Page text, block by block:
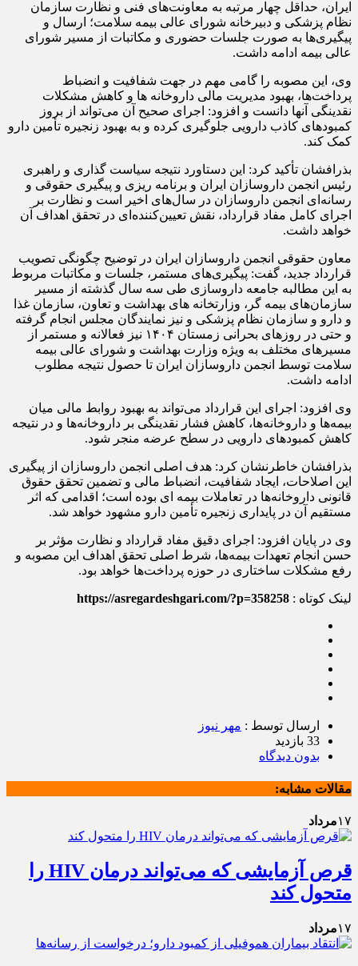
ایران، حداقل چهار مرتبه به معاونت‌های فنی و نظارت سازمان
نظام پزشکی و دبیرخانه شورای عالی بیمه سلامت؛ ارسال و
پیگیری‌ها به‌ صورت جلسات حضوری و مکاتبات از مسیر شورای
عالی بیمه ادامه داشت.
وی، این مصوبه را گامی مهم در جهت شفافیت و انضباط
پرداخت‌ها، بهبود مدیریت مالی داروخانه ها و کاهش مشکلات
نقدینگی آنها دانست و افزود: اجرای صحیح آن می‌تواند از بروز
کمبودهای کاذب دارویی جلوگیری کرده و به بهبود زنجیره تأمین دارو
کمک کند.
بذرافشان تأکید کرد: این دستاورد نتیجه سیاست گذاری و راهبری
رئیس انجمن داروسازان ایران و برنامه ریزی و پیگیری حقوقی و
رسانه‌ای انجمن داروسازان در سال‌های اخیر است و نظارت بر
اجرای کامل مفاد قرارداد، نقش تعیین‌کننده‌ای در تحقق اهداف آن
خواهد داشت.
معاون حقوقی انجمن داروسازان ایران در توضیح چگونگی تصویب
قرارداد جدید، گفت: پیگیری‌های مستمر، جلسات و مکاتبات مربوط
به این مطالبه جامعه داروسازی طی سه سال گذشته از مسیر
سازمان‌های بیمه گر، وزارتخانه های بهداشت و تعاون، سازمان غذا
و دارو و سازمان نظام پزشکی و نیز نمایندگان مجلس انجام گرفته
و حتی در روزهای بحرانی زمستان ۱۴۰۴ نیز فعالانه و مستمر از
مسیرهای مختلف به ویژه وزارت بهداشت و شورای عالی بیمه
سلامت توسط انجمن داروسازان ایران تا حصول نتیجه مطلوب
ادامه داشت.
وی افزود: اجرای این قرارداد می‌تواند به بهبود روابط مالی میان
بیمه‌ها و داروخانه‌ها، کاهش فشار نقدینگی بر داروخانه‌ها و در نتیجه
کاهش کمبودهای دارویی در سطح عرضه منجر شود.
بذرافشان خاطرنشان کرد: هدف اصلی انجمن داروسازان از پیگیری
این اصلاحات، ایجاد شفافیت، انضباط مالی و تضمین تحقق حقوق
قانونی داروخانه‌ها در تعاملات بیمه ای بوده است؛ اقدامی که اثر
مستقیم آن در پایداری زنجیره تأمین دارو مشهود خواهد شد.
وی در پایان افزود: اجرای دقیق مفاد قرارداد و نظارت مؤثر بر
حسن انجام تعهدات بیمه‌ها، شرط اصلی تحقق اهداف این مصوبه و
رفع مشکلات ساختاری در حوزه پرداخت‌ها خواهد بود.
لینک کوتاه : https://asregardeshgari.com/?p=358258
ارسال توسط : مهر نیوز
33 بازدید
بدون دیدگاه
مقالات مشابه:
۱۷مرداد
قرص آزمایشی که می‌تواند درمان HIV را
متحول کند
۱۷مرداد